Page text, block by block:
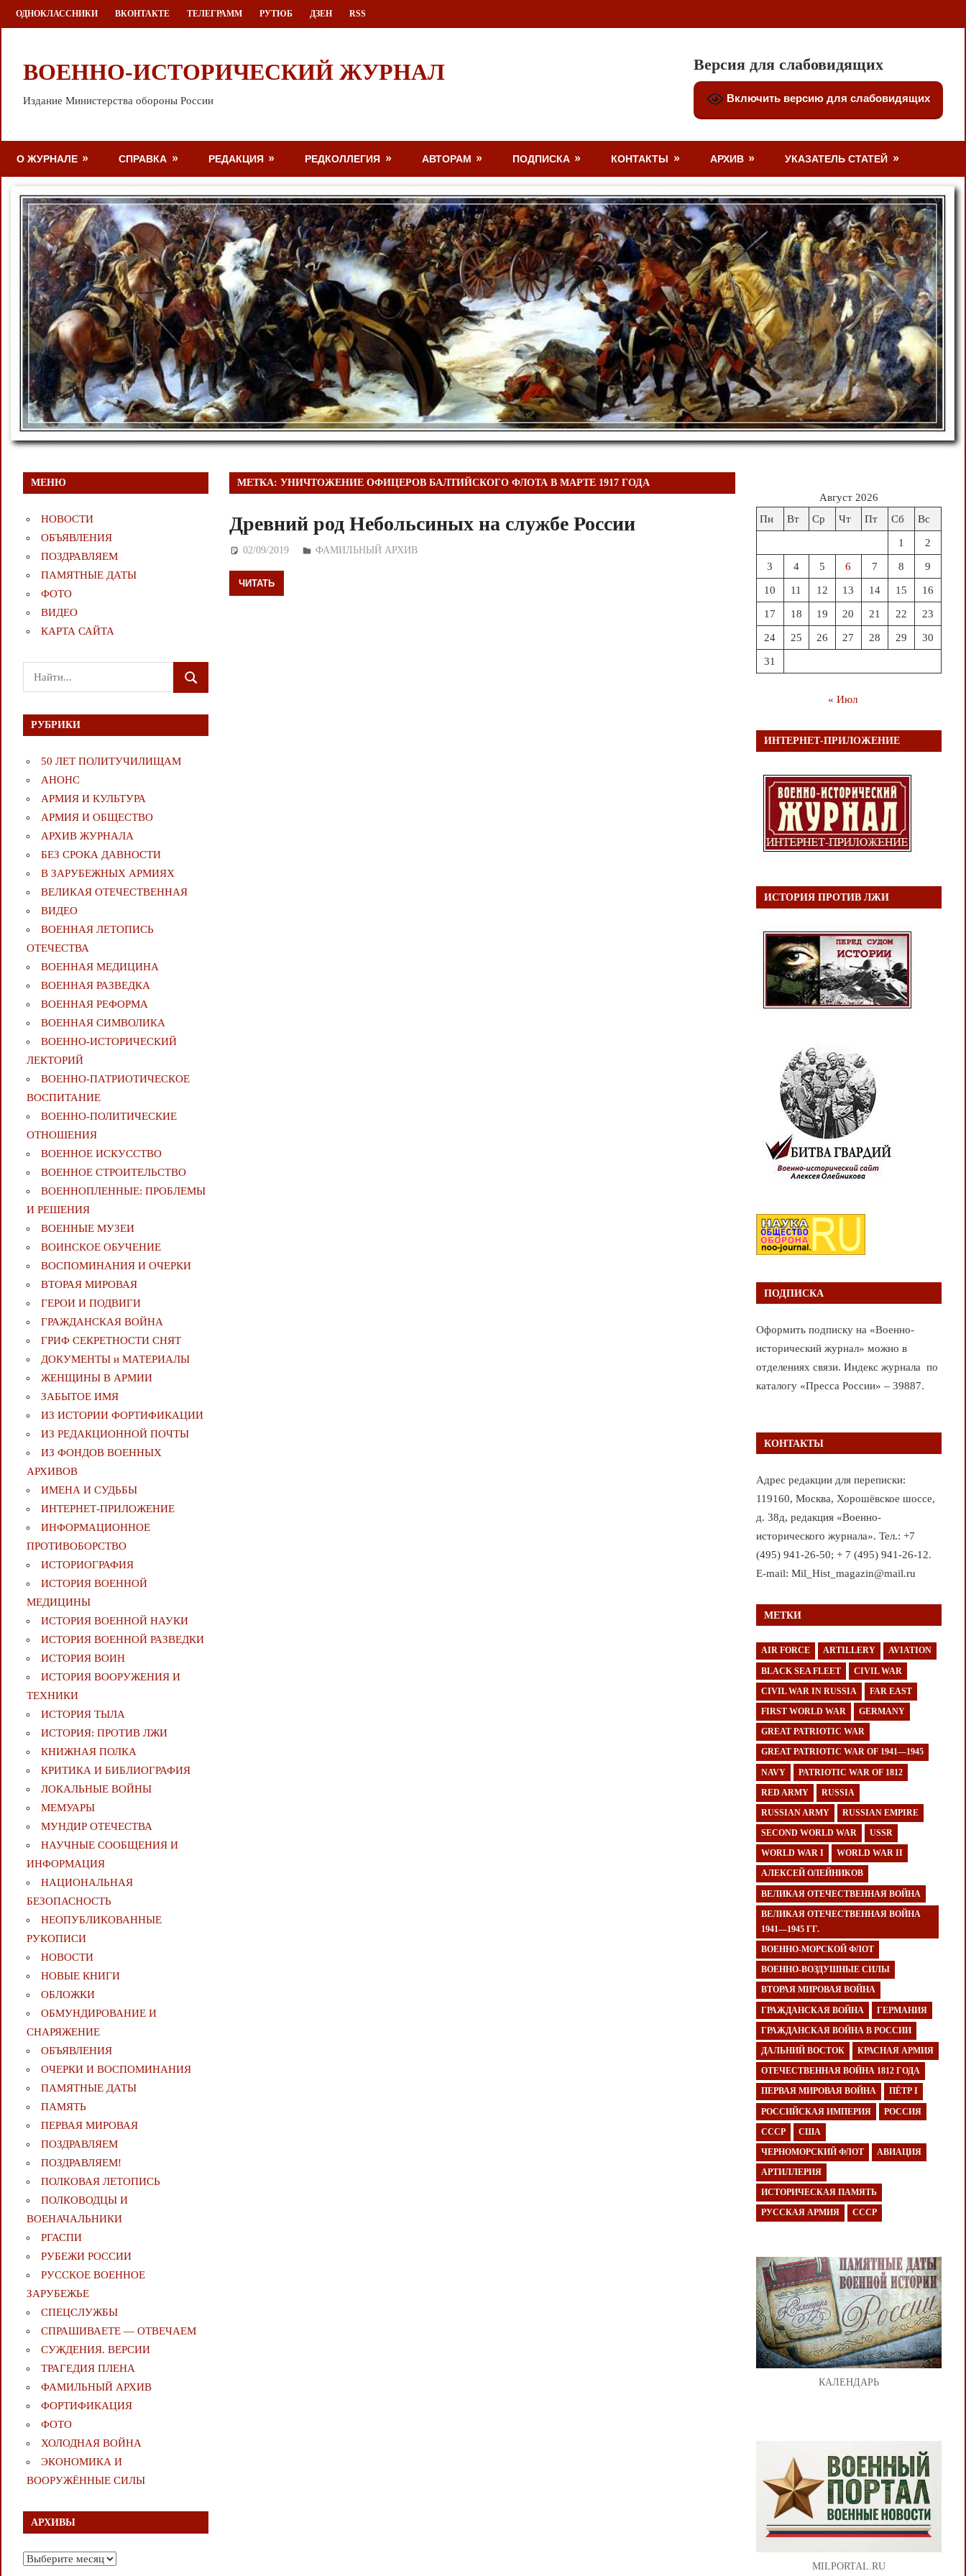
Перейти
к
ОДНОКЛАССНИКИ ВКОНТАКТЕ ТЕЛЕГРАММ РУТЮБ ДЗЕН RSS
ВОЕННО-ИСТОРИЧЕСКИЙ ЖУРНАЛ
Издание Министерства обороны России
Версия для слабовидящих
Включить версию для слабовидящих
О ЖУРНАЛЕ СПРАВКА РЕДАКЦИЯ РЕДКОЛЛЕГИЯ АВТОРАМ ПОДПИСКА КОНТАКТЫ АРХИВ УКАЗАТЕЛЬ СТАТЕЙ
МЕТКА:УНИЧТОЖЕНИЕ ОФИЦЕРОВ БАЛТИЙСКОГО ФЛОТА В МАРТЕ 1917 ГОДА
Древний род Небольсиных на службе России
02/09/2019 Дежурный по Редакции
ФАМИЛЬНЫЙ АРХИВ
ЧИТАТЬ
МЕНЮ
НОВОСТИ
ОБЪЯВЛЕНИЯ
ПОЗДРАВЛЯЕМ
ПАМЯТНЫЕ ДАТЫ
ФОТО
ВИДЕО
КАРТА САЙТА
Поиск
для:
ПОИСК
РУБРИКИ
50 ЛЕТ ПОЛИТУЧИЛИЩАМ
АНОНС
АРМИЯ И КУЛЬТУРА
АРМИЯ И ОБЩЕСТВО
АРХИВ ЖУРНАЛА
БЕЗ СРОКА ДАВНОСТИ
В ЗАРУБЕЖНЫХ АРМИЯХ
ВЕЛИКАЯ ОТЕЧЕСТВЕННАЯ
ВИДЕО
ВОЕННАЯ ЛЕТОПИСЬ
ОТЕЧЕСТВА
ВОЕННАЯ МЕДИЦИНА
ВОЕННАЯ РАЗВЕДКА
ВОЕННАЯ РЕФОРМА
ВОЕННАЯ СИМВОЛИКА
ВОЕННО-ИСТОРИЧЕСКИЙ
ЛЕКТОРИЙ
ВОЕННО-ПАТРИОТИЧЕСКОЕ
ВОСПИТАНИЕ
ВОЕННО-ПОЛИТИЧЕСКИE
ОТНОШЕНИЯ
ВОЕННОЕ ИСКУССТВО
ВОЕННОЕ СТРОИТЕЛЬСТВО
ВОЕННОПЛЕННЫЕ: ПРОБЛЕМЫ
И РЕШЕНИЯ
ВОЕННЫЕ МУЗЕИ
ВОИНСКОЕ ОБУЧЕНИЕ
ВОСПОМИНАНИЯ И ОЧЕРКИ
ВТОРАЯ МИРОВАЯ
ГЕРОИ И ПОДВИГИ
ГРАЖДАНСКАЯ ВОЙНА
ГРИФ СЕКРЕТНОСТИ СНЯТ
ДОКУМЕНТЫ и МАТЕРИАЛЫ
ЖЕНЩИНЫ В АРМИИ
ЗАБЫТОЕ ИМЯ
ИЗ ИСТОРИИ ФОРТИФИКАЦИИ
ИЗ РЕДАКЦИОННОЙ ПОЧТЫ
ИЗ ФОНДОВ ВОЕННЫХ
АРХИВОВ
ИМЕНА И СУДЬБЫ
ИНТЕРНЕТ-ПРИЛОЖЕНИЕ
ИНФОРМАЦИОННОЕ
ПРОТИВОБОРСТВО
ИСТОРИОГРАФИЯ
ИСТОРИЯ ВОЕННОЙ
МЕДИЦИНЫ
ИСТОРИЯ ВОЕННОЙ НАУКИ
ИСТОРИЯ ВОЕННОЙ РАЗВЕДКИ
ИСТОРИЯ ВОИН
ИСТОРИЯ ВООРУЖЕНИЯ И
ТЕХНИКИ
ИСТОРИЯ ТЫЛА
ИСТОРИЯ: ПРОТИВ ЛЖИ
КНИЖНАЯ ПОЛКА
КРИТИКА И БИБЛИОГРАФИЯ
ЛОКАЛЬНЫЕ ВОЙНЫ
МЕМУАРЫ
МУНДИР ОТЕЧЕСТВА
НАУЧНЫЕ СООБЩЕНИЯ И
ИНФОРМАЦИЯ
НАЦИОНАЛЬНАЯ
БЕЗОПАСНОСТЬ
НЕОПУБЛИКОВАННЫЕ
РУКОПИСИ
НОВОСТИ
НОВЫЕ КНИГИ
ОБЛОЖКИ
ОБМУНДИРОВАНИЕ И
СНАРЯЖЕНИЕ
ОБЪЯВЛЕНИЯ
ОЧЕРКИ И ВОСПОМИНАНИЯ
ПАМЯТНЫЕ ДАТЫ
ПАМЯТЬ
ПЕРВАЯ МИРОВАЯ
ПОЗДРАВЛЯЕМ
ПОЗДРАВЛЯЕМ!
ПОЛКОВАЯ ЛЕТОПИСЬ
ПОЛКОВОДЦЫ И
ВОЕНАЧАЛЬНИКИ
РГАСПИ
РУБЕЖИ РОССИИ
РУССКОЕ ВОЕННОЕ
ЗАРУБЕЖЬЕ
СПЕЦСЛУЖБЫ
СПРАШИВАЕТЕ — ОТВЕЧАЕМ
СУЖДЕНИЯ. ВЕРСИИ
ТРАГЕДИЯ ПЛЕНА
ФАМИЛЬНЫЙ АРХИВ
ФОРТИФИКАЦИЯ
ФОТО
ХОЛОДНАЯ ВОЙНА
ЭКОНОМИКА И
ВООРУЖЁННЫЕ СИЛЫ
АРХИВЫ
Архивы
Август 2026
Пн
Вт Ср Чт Пт Сб Вс
1 2
3 4 5 6 7 8 9
10 11 12 13 14 15 16
17 18 19 20 21 22 23
24 25 26 27 28 29 30
31
« Июл
ИНТЕРНЕТ-ПРИЛОЖЕНИЕ
ИСТОРИЯ ПРОТИВ ЛЖИ
ПОДПИСКА
Оформить подписку на «Военно-
исторический журнал» можно в
отделениях связи. Индекс журнала по
каталогу «Пресса России» – 39887.
КОНТАКТЫ
Адрес редакции для переписки:
119160, Москва, Хорошёвское шоссе,
д. 38д, редакция «Военно-
исторического журнала». Тел.: +7
(495) 941-26-50; + 7 (495) 941-26-12.
E-mail: Mil_Hist_magazin@mail.ru
МЕТКИ
AIR FORCE ARTILLERY AVIATION
BLACK SEA FLEET CIVIL WAR
CIVIL WAR IN RUSSIA FAR EAST
FIRST WORLD WAR GERMANY
GREAT PATRIOTIC WAR
GREAT PATRIOTIC WAR OF 1941—1945
NAVY PATRIOTIC WAR OF 1812
RED ARMY RUSSIA
RUSSIAN ARMY RUSSIAN EMPIRE
SECOND WORLD WAR USSR
WORLD WAR I WORLD WAR II
АЛЕКСЕЙ ОЛЕЙНИКОВ
ВЕЛИКАЯ ОТЕЧЕСТВЕННАЯ ВОЙНА
ВЕЛИКАЯ ОТЕЧЕСТВЕННАЯ ВОЙНА
1941—1945 ГГ.
ВОЕННО-МОРСКОЙ ФЛОТ
ВОЕННО-ВОЗДУШНЫЕ СИЛЫ
ВТОРАЯ МИРОВАЯ ВОЙНА
ГРАЖДАНСКАЯ ВОЙНА ГЕРМАНИЯ
ГРАЖДАНСКАЯ ВОЙНА В РОССИИ
ДАЛЬНИЙ ВОСТОК КРАСНАЯ АРМИЯ
ОТЕЧЕСТВЕННАЯ ВОЙНА 1812 ГОДА
ПЕРВАЯ МИРОВАЯ ВОЙНА ПЁТР I
РОССИЙСКАЯ ИМПЕРИЯ РОССИЯ
СССР США
ЧЕРНОМОРСКИЙ ФЛОТ АВИАЦИЯ
АРТИЛЛЕРИЯ
ИСТОРИЧЕСКАЯ ПАМЯТЬ
РУССКАЯ АРМИЯ СССР
КАЛЕНДАРЬ
MILPORTAL.RU